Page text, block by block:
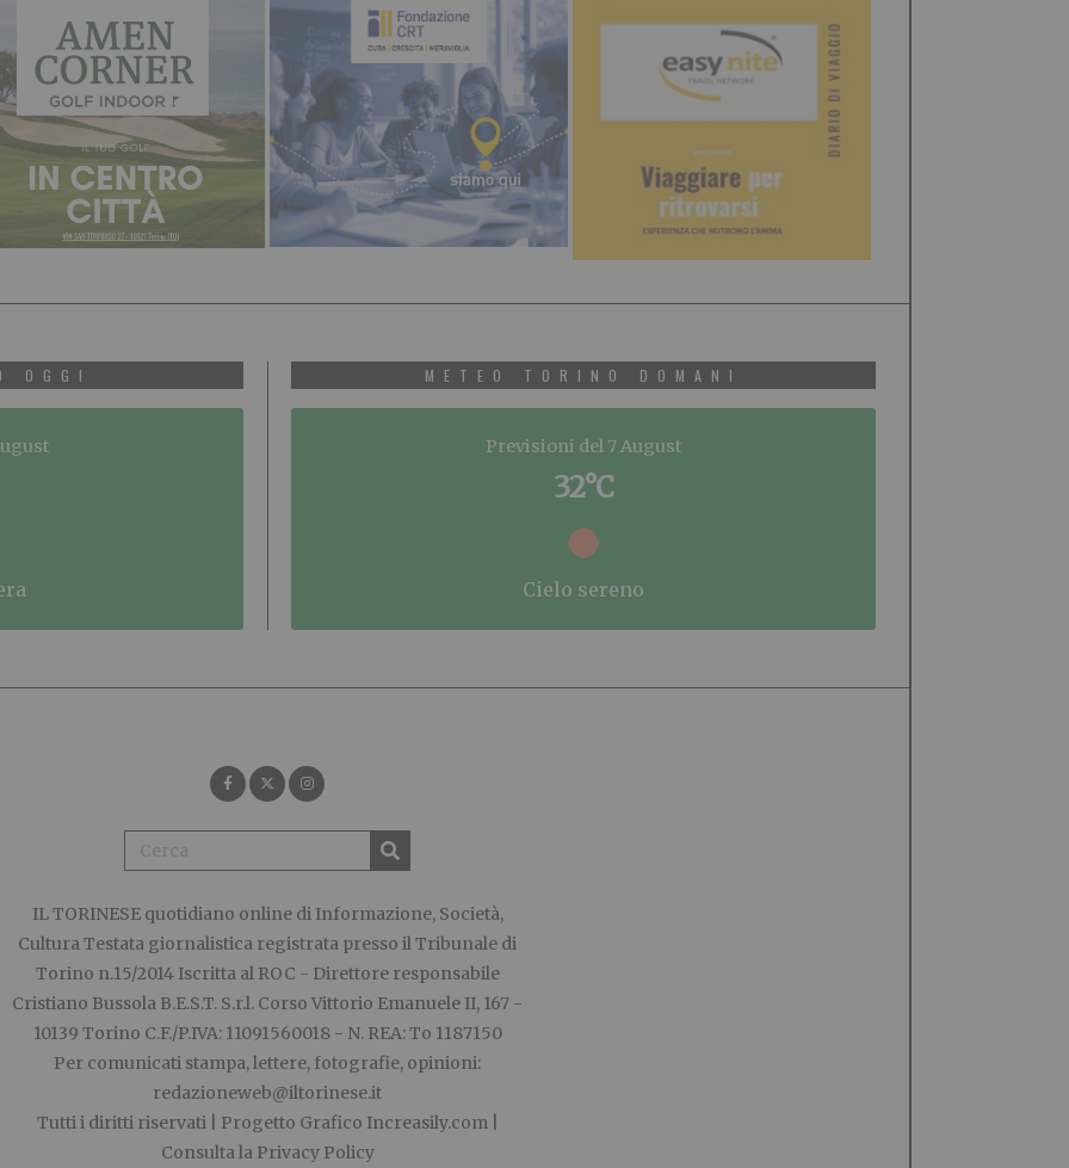
OGGI METEO TORINO DOMANI
Previsioni del 7 August
32°C
cielo sereno
IL TORINESEquotidiano online di Informazione, Società,
Cultura Testata giornalistica registrata presso il Tribunale di
Torino n.15/2014 Iscritta al ROC - Direttore responsabile
Cristiano Bussola B.E.S.T. S.r.l. Corso Vittorio Emanuele II, 167 -
10139 Torino C.F./P.IVA: 11091560018 - N. REA: To 1187150
Per comunicati stampa, lettere, fotografie, opinioni:
redazioneweb@iltorinese.it
Tutti i diritti riservati | Progetto Grafico Increasily.com|
Consulta la Privacy Policy